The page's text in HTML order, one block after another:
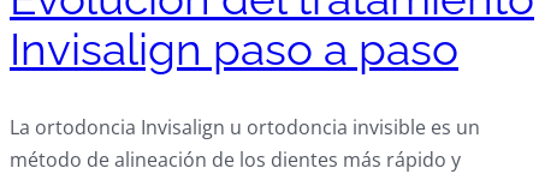
Invisalign paso a paso
La ortodoncia Invisalign u ortodoncia invisible es un
método de alineación de los dientes más rápido y